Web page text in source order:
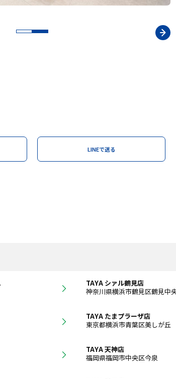
LINEで送る
TAYA シァル鶴見店
神奈川県横浜市鶴見区鶴見中
TAYA たまプラーザ店
東京都横浜市青葉区美しが丘
TAYA 天神店
福岡県福岡市中央区今泉